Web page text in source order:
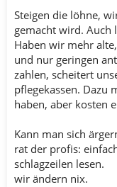
Steigen die löhne,
gemacht wird. Auch
Haben wir mehr
und nur geringen
zahlen, scheitert
pflegekassen. Dazu
haben, aber kosten
Kann man sich
rat der profis:
schlagzeilen lesen.
wir ändern nix.